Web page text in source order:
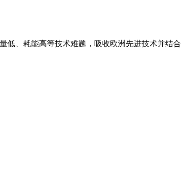
低、耗能高等技术难题，吸收欧洲先进技术并结